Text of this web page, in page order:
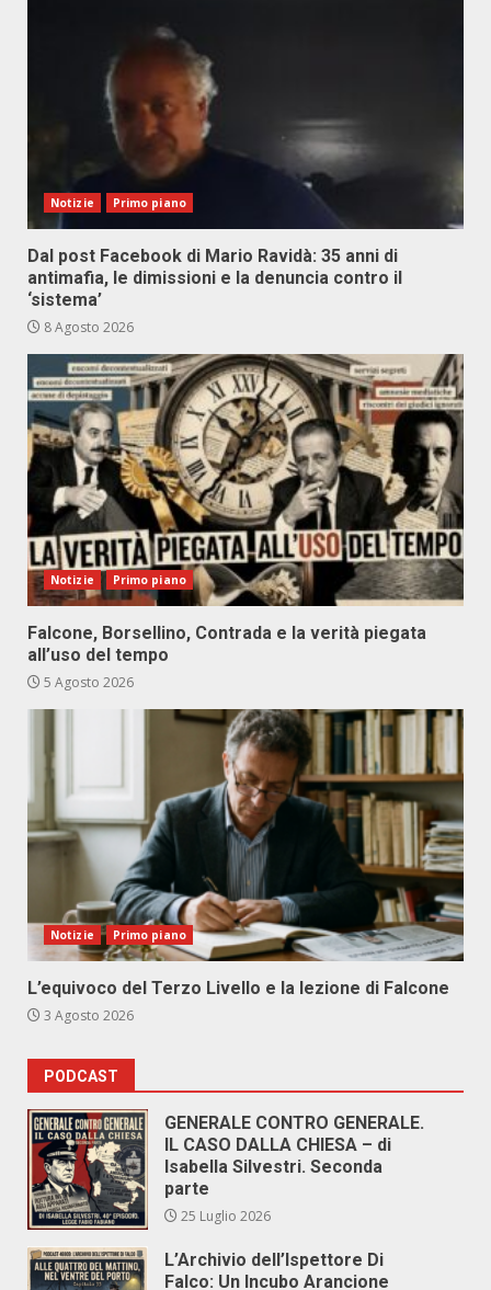
Notizie Primo piano
Dal post Facebook di Mario Ravidà: 35 anni di
antimafia, le dimissioni e la denuncia contro il
‘sistema’
8 Agosto 2026
Notizie Primo piano
Falcone, Borsellino, Contrada e la verità piegata
all’uso del tempo
5 Agosto 2026
Notizie Primo piano
L’equivoco del Terzo Livello e la lezione di Falcone
3 Agosto 2026
PODCAST
GENERALE CONTRO GENERALE.
IL CASO DALLA CHIESA – di
Isabella Silvestri. Seconda
parte
25 Luglio 2026
L’Archivio dell’Ispettore Di
Falco: Un Incubo Arancione